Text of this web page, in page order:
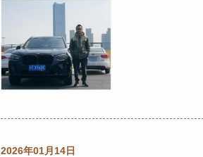
2026年01月14日